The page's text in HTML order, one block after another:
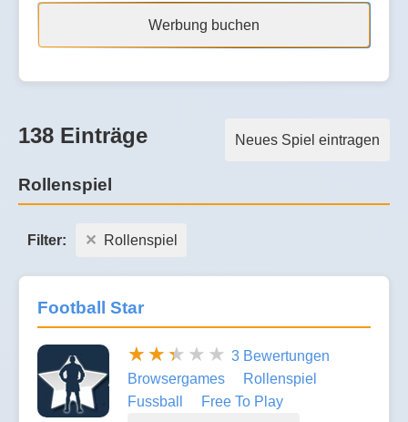
Werbung buchen
Neues Spiel eintragen
138 Einträge
Rollenspiel
Filter: Rollenspiel
Football Star
3 Bewertungen
Browsergames
Rollenspiel
Fussball
Free To Play